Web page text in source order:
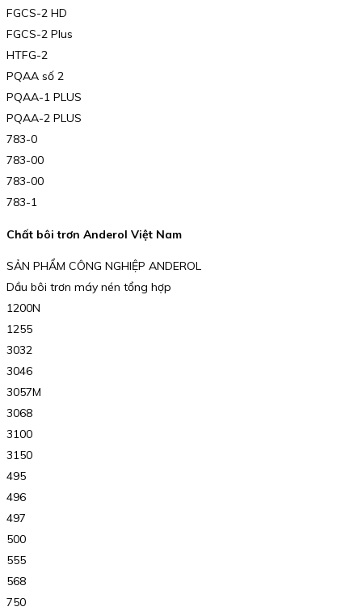
FGCS-2 HD
FGCS-2 Plus
HTFG-2
PQAA số 2
PQAA-1 PLUS
PQAA-2 PLUS
783-0
783-00
783-00
783-1
Chất bôi trơn Anderol Việt Nam
SẢN PHẨM CÔNG NGHIỆP ANDEROL
Dầu bôi trơn máy nén tổng hợp
1200N
1255
3032
3046
3057M
3068
3100
3150
495
496
497
500
555
568
750